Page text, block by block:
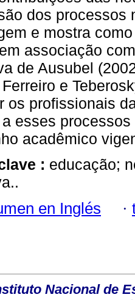
dos processos
e mostra
associação
de Ausubel
e
os profissionais
esses
acadêmico
: educação;
en Inglés ·
Nacional de